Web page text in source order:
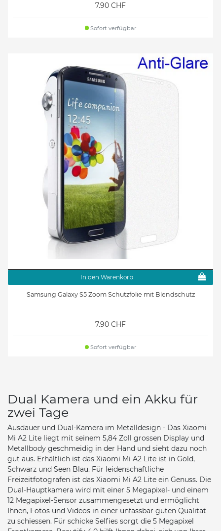
7.90 CHF
Sofort verfügbar
In den Warenkorb
Samsung Galaxy S5 Zoom Schutzfolie mit Blendschutz
7.90 CHF
Sofort verfügbar
Dual Kamera und ein Akku für
zwei Tage
Ausdauer und Dual-Kamera im Metalldesign - Das Xiaomi
Mi A2 Lite liegt mit seinem 5,84 Zoll grossen Display und
Metallbody geschmeidig in der Hand und sieht dazu noch
gut aus. Erhältlich ist das Xiaomi Mi A2 Lite ist in Gold,
Schwarz und Seen Blau. Für leidenschaftliche
Freizeitfotografen ist das Xiaomi Mi A2 Lite ein Genuss. Die
Dual-Hauptkamera wird mit einer 5 Megapixel- und einem
12 Megapixel-Sensor zusammengesetzt und ermöglicht
Ihnen, Fotos und Videos in einer unfassbar guten Qualität
zu schiessen. Für schicke Selfies sorgt die 5 Megapixel